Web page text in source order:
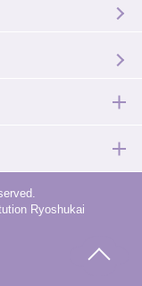
Ryoshukai